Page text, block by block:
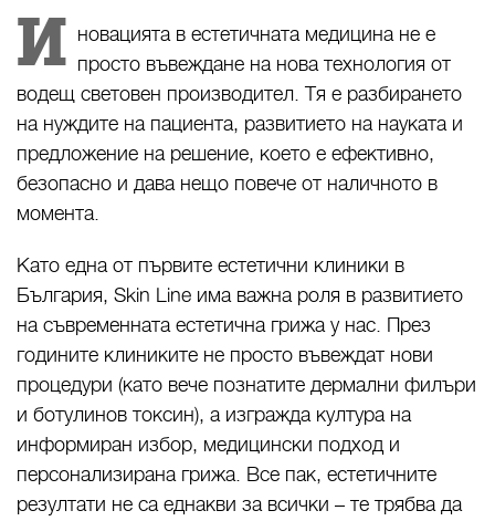
И новацията в естетичната медицина не е
просто въвеждане на нова технология от
водещ световен производител. Тя е разбирането
на нуждите на пациента, развитието на науката и
предложение на решение, което е ефективно,
безопасно и дава нещо повече от наличното в
момента.
Като една от първите естетични клиники в
България, Skin Line има важна роля в развитието
на съвременната естетична грижа у нас. През
годините клиниките не просто въвеждат нови
процедури (като вече познатите дермални филъри
и ботулинов токсин), а изгражда култура на
информиран избор, медицински подход и
персонализирана грижа. Все пак, естетичните
резултати не са еднакви за всички – те трябва да